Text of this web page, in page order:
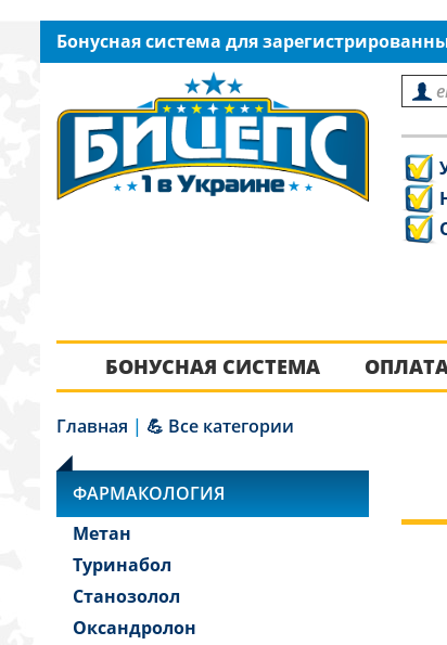
Бонусная система для
БОНУСНАЯ СИСТЕМА
Главная | 💪 Все категории
ФАРМАКОЛОГИЯ
Метан
Туринабол
Станозолол
Оксандролон